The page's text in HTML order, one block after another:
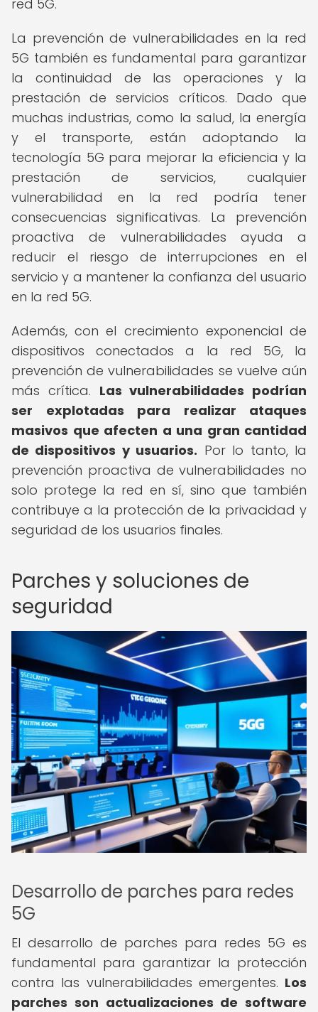
red 5G.
La prevención de vulnerabilidades en la red
5G también es fundamental para garantizar
la continuidad de las operaciones y la
prestación de servicios críticos. Dado que
muchas industrias, como la salud, la energía
y el transporte, están adoptando la
tecnología 5G para mejorar la eficiencia y la
prestación de servicios, cualquier
vulnerabilidad en la red podría tener
consecuencias significativas. La prevención
proactiva de vulnerabilidades ayuda a
reducir el riesgo de interrupciones en el
servicio y a mantener la confianza del usuario
en la red 5G.
Además, con el crecimiento exponencial de
dispositivos conectados a la red 5G, la
prevención de vulnerabilidades se vuelve aún
más crítica. Las vulnerabilidades podrían
ser explotadas para realizar ataques
masivos que afecten a una gran cantidad
de dispositivos y usuarios. Por lo tanto, la
prevención proactiva de vulnerabilidades no
solo protege la red en sí, sino que también
contribuye a la protección de la privacidad y
seguridad de los usuarios finales.
Parches y soluciones de
seguridad
Desarrollo de parches para redes
5G
El desarrollo de parches para redes 5G es
fundamental para garantizar la protección
contra las vulnerabilidades emergentes. Los
parches son actualizaciones de software